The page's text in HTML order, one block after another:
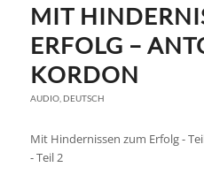
MIT
ERFOLG –
KORDON
AUDIO, DEUTSCH
Mit Hindernissen zum Erfolg -
- Teil 2